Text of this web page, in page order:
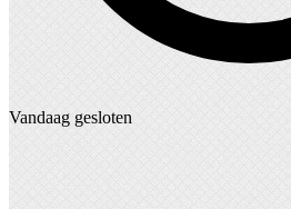
Vandaag gesloten